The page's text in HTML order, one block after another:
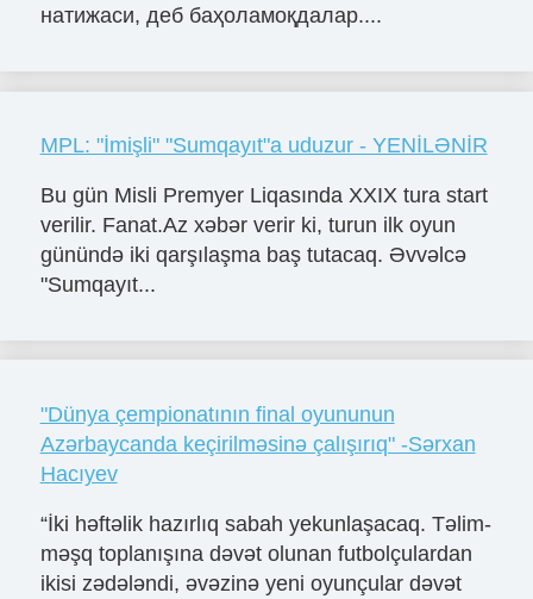
натижаси, деб баҳоламоқдалар....
MPL: "İmişli" "Sumqayıt"a uduzur - YENİLƏNİR
Bu gün Misli Premyer Liqasında XXIX tura start
verilir. Fanat.Az xəbər verir ki, turun ilk oyun
günündə iki qarşılaşma baş tutacaq. Əvvəlcə
"Sumqayıt...
"Dünya çempionatının final oyununun
Azərbaycanda keçirilməsinə çalışırıq" -Sərxan
Hacıyev
“İki həftəlik hazırlıq sabah yekunlaşacaq. Təlim-
məşq toplanışına dəvət olunan futbolçulardan
ikisi zədələndi, əvəzinə yeni oyunçular dəvət